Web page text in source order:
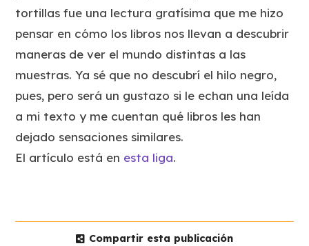
tortillas fue una lectura gratísima que me hizo
pensar en cómo los libros nos llevan a descubrir
maneras de ver el mundo distintas a las
muestras. Ya sé que no descubrí el hilo negro,
pues, pero será un gustazo si le echan una leída
a mi texto y me cuentan qué libros les han
dejado sensaciones similares.
El artículo está en esta liga.
Compartir esta publicación